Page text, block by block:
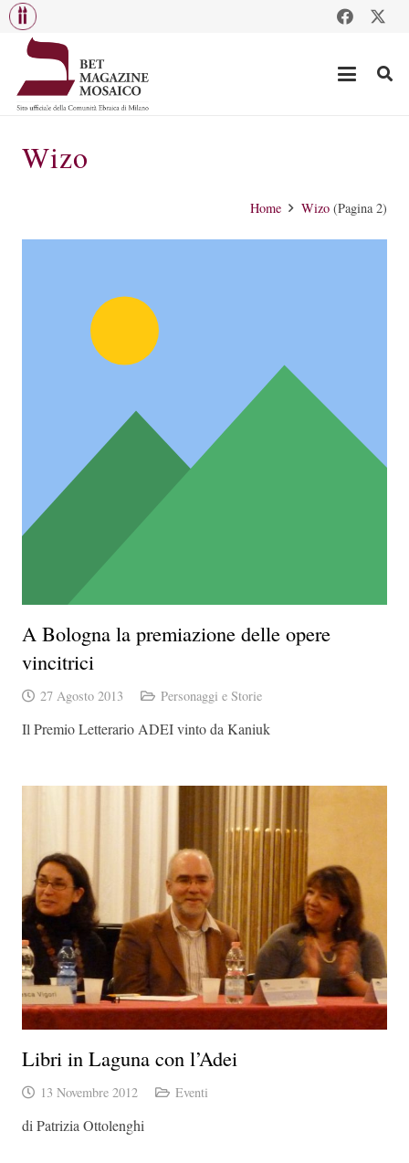
Wizo
Home Wizo (Pagina 2)
A Bologna la premiazione delle opere
vincitrici
27 Agosto 2013 Personaggi e Storie
Il Premio Letterario ADEI vinto da Kaniuk
Libri in Laguna con l’Adei
13 Novembre 2012 Eventi
di Patrizia Ottolenghi